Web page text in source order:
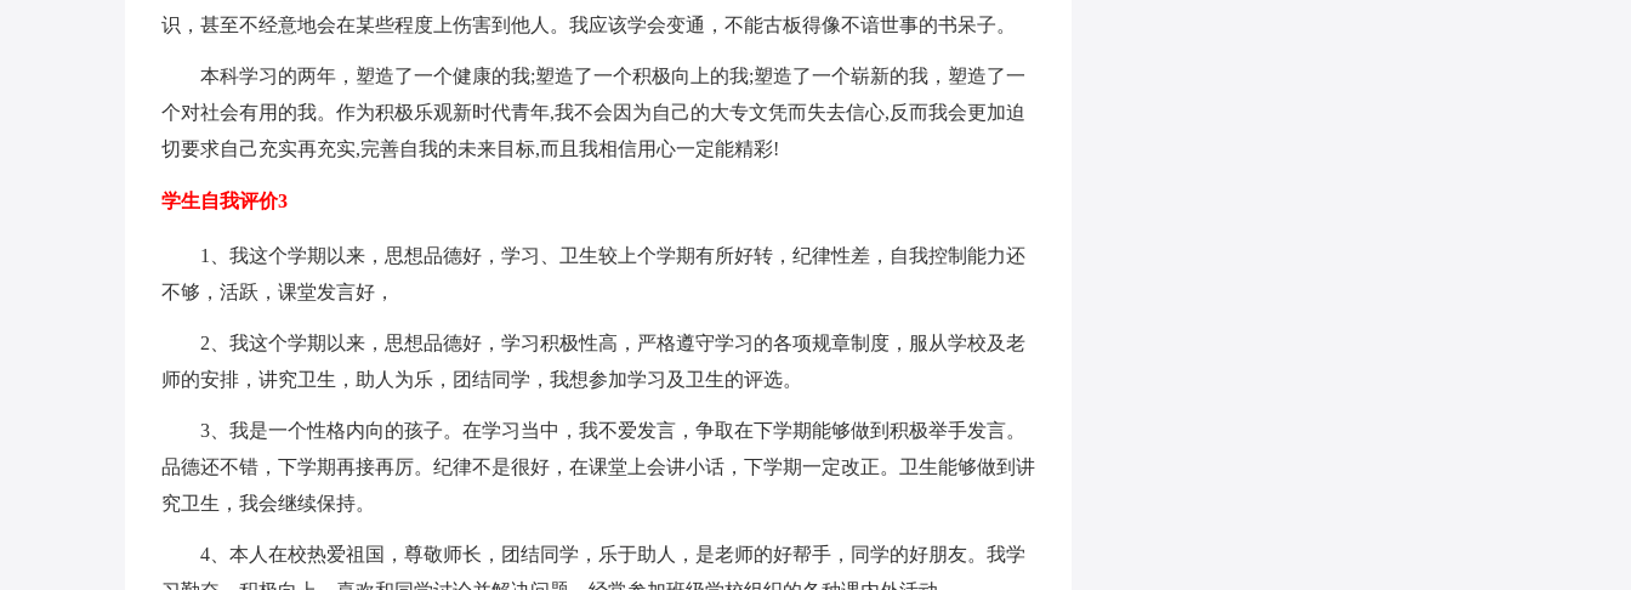
识，甚至不经意地会在某些程度上伤害到他人。我应该学会变通，不能古板得像不谙世事的书呆子。
本科学习的两年，塑造了一个健康的我;塑造了一个积极向上的我;塑造了一个崭新的我，塑造了一
个对社会有用的我。作为积极乐观新时代青年,我不会因为自己的大专文凭而失去信心,反而我会更加迫
切要求自己充实再充实,完善自我的未来目标,而且我相信用心一定能精彩!
学生自我评价3
1、我这个学期以来，思想品德好，学习、卫生较上个学期有所好转，纪律性差，自我控制能力还
不够，活跃，课堂发言好，
2、我这个学期以来，思想品德好，学习积极性高，严格遵守学习的各项规章制度，服从学校及老
师的安排，讲究卫生，助人为乐，团结同学，我想参加学习及卫生的评选。
3、我是一个性格内向的孩子。在学习当中，我不爱发言，争取在下学期能够做到积极举手发言。
品德还不错，下学期再接再厉。纪律不是很好，在课堂上会讲小话，下学期一定改正。卫生能够做到讲
究卫生，我会继续保持。
4、本人在校热爱祖国，尊敬师长，团结同学，乐于助人，是老师的好帮手，同学的好朋友。我学